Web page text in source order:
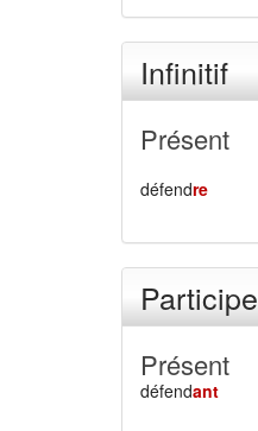
Infinitif
Présent
défendre
Participe
Présent
défendant